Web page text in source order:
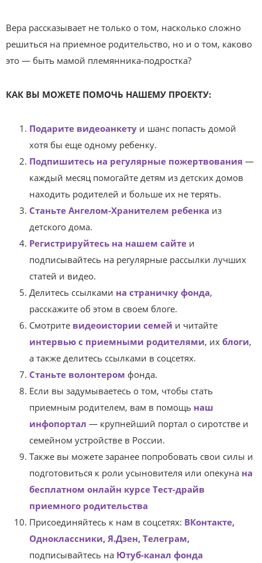
Вера рассказывает не только о том, насколько сложно
решиться на приемное родительство, но и о том, каково
это — быть мамой племянника-подростка?
КАК ВЫ МОЖЕТЕ ПОМОЧЬ НАШЕМУ ПРОЕКТУ:
Подарите видеоанкету и шанс попасть домой
хотя бы еще одному ребенку.
Подпишитесь на регулярные пожертвования —
каждый месяц помогайте детям из детских домов
находить родителей и больше их не терять.
Станьте Ангелом-Хранителем ребенка из
детского дома.
Регистрируйтесь на нашем сайте и
подписывайтесь на регулярные рассылки лучших
статей и видео.
Делитесь ссылками на страничку фонда,
расскажите об этом в своем блоге.
Смотрите видеоистории семей и читайте
интервью с приемными родителями, их блоги,
а также делитесь ссылками в соцсетях.
Станьте волонтером фонда.
Если вы задумываетесь о том, чтобы стать
приемным родителем, вам в помощь наш
инфопортал — крупнейший портал о сиротстве и
семейном устройстве в России.
Также вы можете заранее попробовать свои силы и
подготовиться к роли усыновителя или опекуна на
бесплатном онлайн курсе Тест-драйв
приемного родительства
Присоединяйтесь к нам в соцсетях: ВКонтакте,
Одноклассники, Я.Дзен, Телеграм,
подписывайтесь на Ютуб-канал фонда